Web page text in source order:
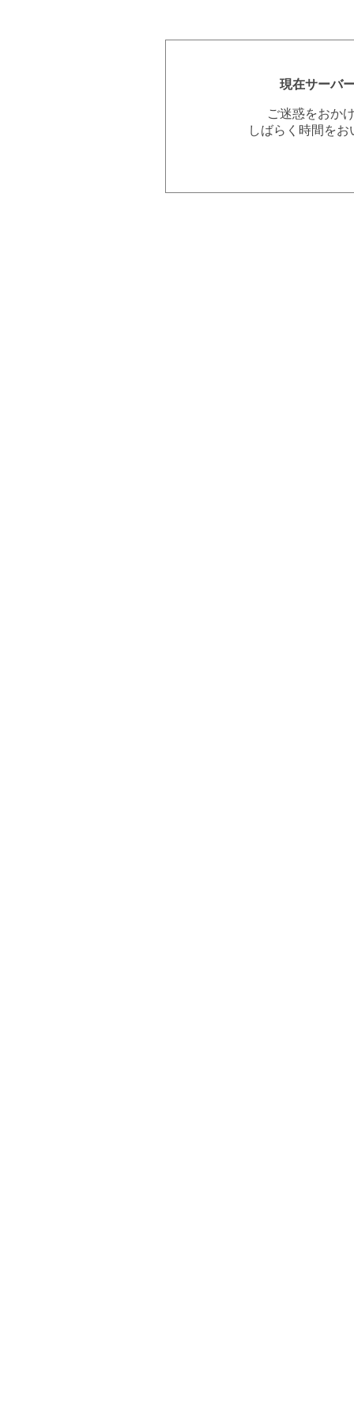
現在サーバ
ご迷惑をおか
しばらく時間を